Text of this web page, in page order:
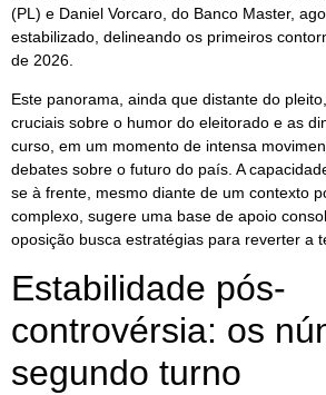
(PL) e Daniel Vorcaro, do Banco Master,
estabilizado, delineando os primeiros
de 2026.
Este panorama, ainda que distante do
cruciais sobre o humor do eleitorado e as
curso, em um momento de intensa
debates sobre o futuro do país. A
se à frente, mesmo diante de um contexto
complexo, sugere uma base de apoio
oposição busca estratégias para reverter a
Estabilidade pós-
controvérsia: os
segundo turno